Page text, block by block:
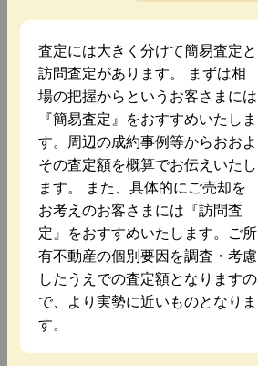
査定には大きく分けて簡易査定と
訪問査定があります。 まずは相
場の把握からというお客さまには
『簡易査定』をおすすめいたしま
す。周辺の成約事例等からおおよ
その査定額を概算でお伝えいたし
ます。 また、具体的にご売却を
お考えのお客さまには『訪問査
定』をおすすめいたします。ご所
有不動産の個別要因を調査・考慮
したうえでの査定額となりますの
で、より実勢に近いものとなりま
す。